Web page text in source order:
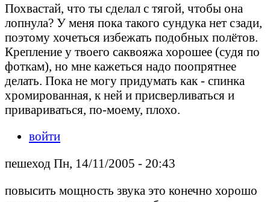
Похвастай, что ты сделал с тягой, чтобы она
лопнула? У меня пока такого сундука нет сзади,
поэтому хочеться избежать подобных полётов.
Крепление у твоего саквояжа хорошее (судя по
фоткам), но мне кажеться надо поопрятнее
делать. Пока не могу придумать как - спинка
хромированная, к ней и присверливаться и
привариваться, по-моему, плохо.
войти
пешеход Пн, 14/11/2005 - 20:43
повысить мощность звука это конечно хорошо